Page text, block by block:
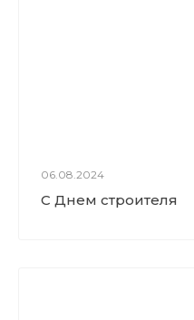
06.08.2024
С Днем строителя